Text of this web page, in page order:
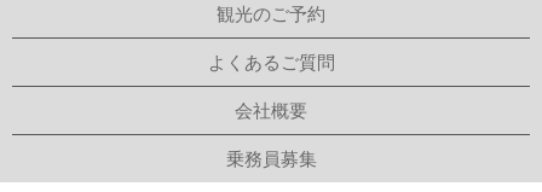
観光のご予約
よくあるご質問
会社概要
乗務員募集